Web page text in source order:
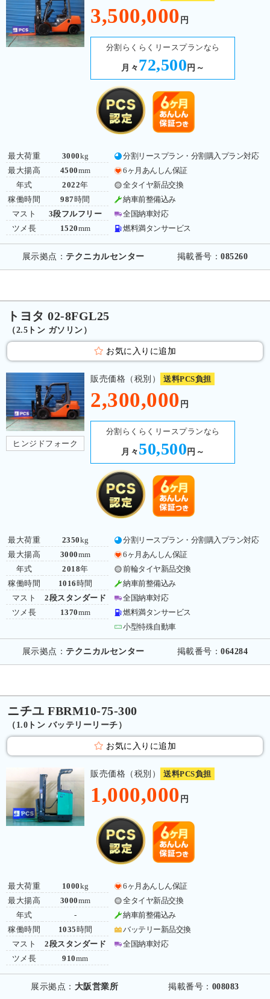
3,500,000 円
分割らくらくリースプランなら
月々 72,500 円～
最大荷重
最大揚高
年式
稼働時間
マスト
ツメ長
3000kg
4500mm
2022年
987時間
3段フルフリー
1520mm
分割リースプラン・分割購入プラン対応
6ヶ月あんしん保証
全タイヤ新品交換
納車前整備込み
全国納車対応
燃料満タンサービス
展示拠点： テクニカルセンター 掲載番号：085260
トヨタ 02-8FGL25
（2.5トン ガソリン）
お気に入りに追加
ヒンジドフォーク
販売価格（税別） 送料PCS負担
2,300,000 円
分割らくらくリースプランなら
月々 50,500 円～
最大荷重
最大揚高
年式
稼働時間
マスト
ツメ長
2350kg
3000mm
2018年
1016 時間
2段スタンダード
1370mm
分割リースプラン・分割購入プラン対応
6ヶ月あんしん保証
前輪タイヤ新品交換
納車前整備込み
全国納車対応
燃料満タンサービス
小型特殊自動車
展示拠点： テクニカルセンター 掲載番号：064284
ニチユ FBRM10-75-300
（1.0トン バッテリーリーチ）
お気に入りに追加
販売価格（税別） 送料PCS負担
1,000,000 円
最大荷重
最大揚高
年式
稼働時間
マスト
ツメ長
1000kg
3000mm
-
1035 時間
2段スタンダード
910mm
6ヶ月あんしん保証
全タイヤ新品交換
納車前整備込み
バッテリー新品交換
全国納車対応
展示拠点： 大阪営業所 掲載番号： 008083